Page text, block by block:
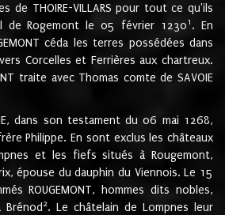
de THOIRE-VILLARS pour tout ce qu'ils
de Rogemont le 05 février 12301 . En
céda les terres possédées dans
Corcelles et Ferrières aux chartreux.
traite avec Thomas comte de SAVOIE
dans son testament du 06 mai 1268,
Philippe. En sont exclus les châteaux
et les fiefs situés à Rougemont,
épouse du dauphin du Viennois. Le 15
ROUGEMONT, hommes dits nobles,
2. Le châtelain de Lompnes leur